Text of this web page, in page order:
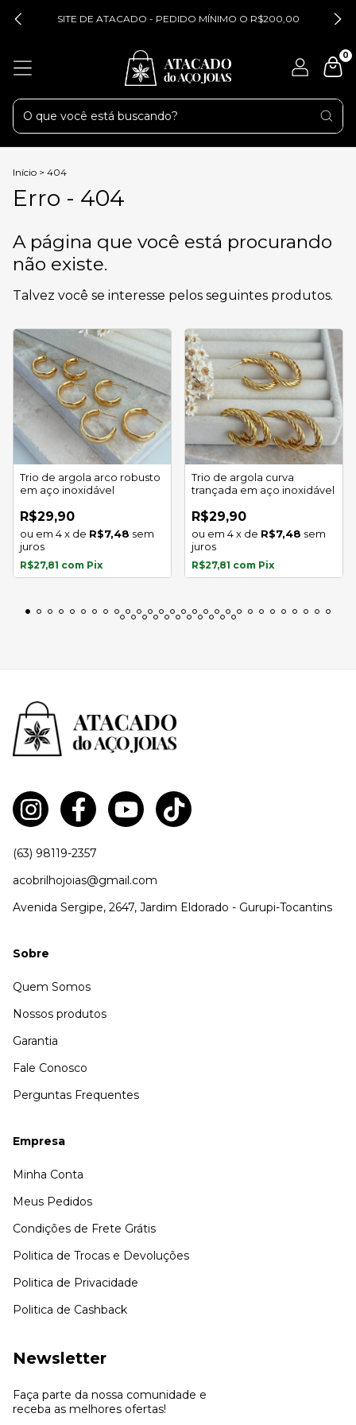
SITE DE ATACADO - PEDIDO MÍNIMO O R$200,00
0
Início > 404
Erro - 404
A página que você está procurando
não existe.
Talvez você se interesse pelos seguintes produtos.
Trio de argola arco robusto
em aço inoxidável
R$29,90
4x de R$7,48 sem
juros
R$27,81 com Pix
Trio de argola curva
trançada em aço inoxidável
R$29,90
4x de R$7,48 sem
juros
R$27,81 com Pix
(63) 98119-2357
acobrilhojoias@gmail.com
Avenida Sergipe, 2647, Jardim Eldorado - Gurupi-Tocantins
Sobre
Quem Somos
Nossos produtos
Garantia
Fale Conosco
Perguntas Frequentes
Empresa
Minha Conta
Meus Pedidos
Condições de Frete Grátis
Politica de Trocas e Devoluções
Politica de Privacidade
Politica de Cashback
Newsletter
Faça parte da nossa comunidade e
receba as melhores ofertas!